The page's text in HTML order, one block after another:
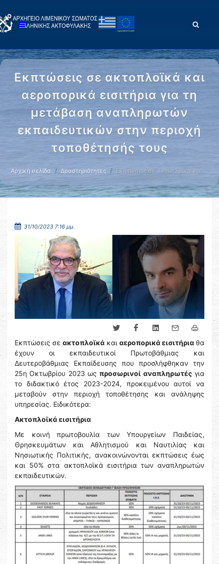
Εκπτώσεις σε ακτοπλοϊκά και
αεροπορικά εισιτήρια για τη
μετάβαση αναπληρωτών
εκπαιδευτικών στην περιοχή
τοποθέτησής τους
Αρχική σελίδα Δραστηριότητες Εκπτώσεις σε ακτοπλοϊκά και …
31/10/2023 7:16 μμ.
Εκπτώσεις σε ακτοπλοϊκά και αεροπορικά εισιτήρια θα
έχουν οι εκπαιδευτικοί Πρωτοβάθμιας και
Δευτεροβάθμιας Εκπαίδευσης που προσλήφθηκαν την
25η Οκτωβρίου 2023 ωςπροσωρινοί αναπληρωτέςγια
το διδακτικό έτος 2023-2024, προκειμένου αυτοί να
μεταβούν στην περιοχή τοποθέτησης και ανάληψης
υπηρεσίας. Ειδικότερα:
Ακτοπλοϊκά εισιτήρια
Με κοινή πρωτοβουλία των Υπουργείων Παιδείας,
Θρησκευμάτων και Αθλητισμού και Ναυτιλίας και
Νησιωτικής Πολιτικής, ανακοινώνονται εκπτώσεις έως
και 50% στα ακτοπλοϊκά εισιτήρια των αναπληρωτών
εκπαιδευτικών.